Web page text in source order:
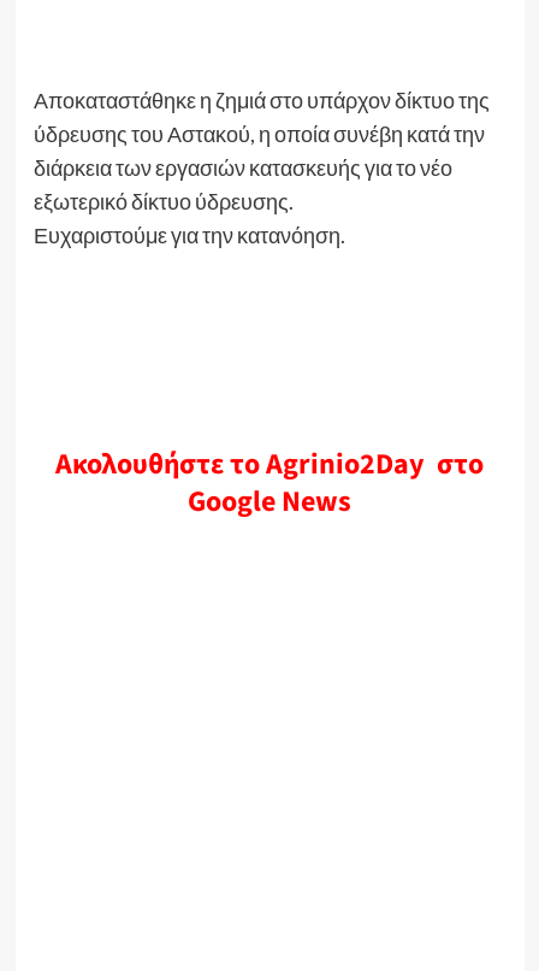
Αποκαταστάθηκε η ζημιά στο υπάρχον δίκτυο της
ύδρευσης του Αστακού, η οποία συνέβη κατά την
διάρκεια των εργασιών κατασκευής για το νέο
εξωτερικό δίκτυο ύδρευσης.
Ευχαριστούμε για την κατανόηση.
Ακολουθήστε το Agrinio2Day στο
Google News